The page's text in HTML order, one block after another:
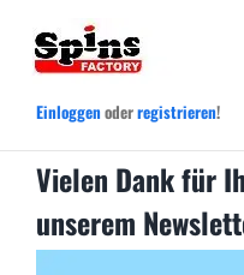
Inhalt
springen
Einloggenoderregistrieren!
Vielen Dank für
unserem